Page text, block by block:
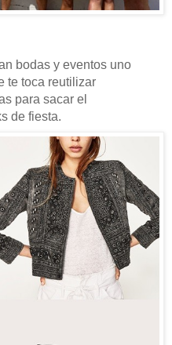
bodas y eventos uno
te toca reutilizar
para sacar el
de fiesta.